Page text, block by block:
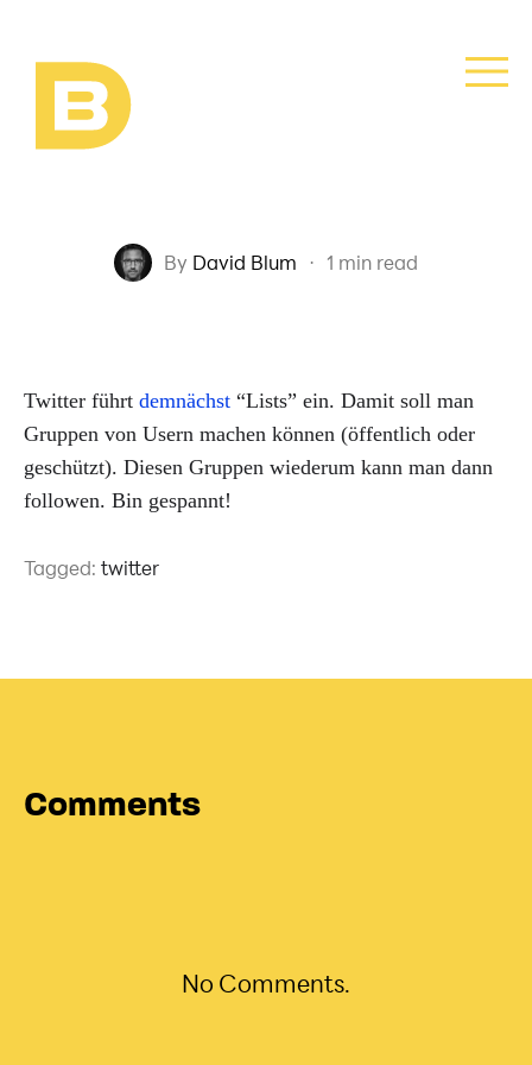
By David Blum · 1 min read
Twitter führt demnächst“Lists” ein. Damit soll man
Gruppen von Usern machen können (öffentlich oder
geschützt). Diesen Gruppen wiederum kann man dann
followen. Bin gespannt!
Tagged: twitter
Comments
No Comments.